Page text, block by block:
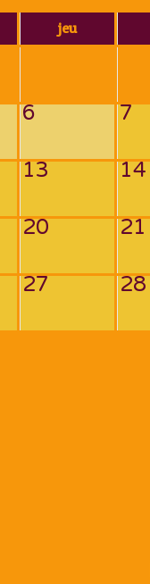
jeu
6 7
13 14
20 21
27 28